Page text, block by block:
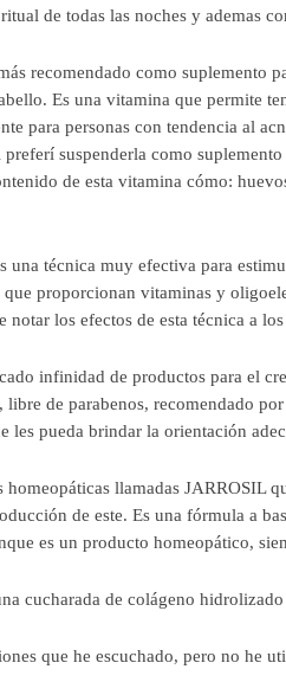
de todas las noches y ademas
recomendado como suplemento
Es una vitamina que permite
para personas con tendencia al
suspenderla como
de esta vitamina cómo:
una técnica muy efectiva para
que proporcionan vitaminas y
notar los efectos de esta técnica a
infinidad de productos para el
de parabenos, recomendado
les pueda brindar la orientación
homeopáticas llamadas JARROSIL
de este. Es una fórmula a
es un producto homeopático,
cucharada de colágeno
que he escuchado, pero no he